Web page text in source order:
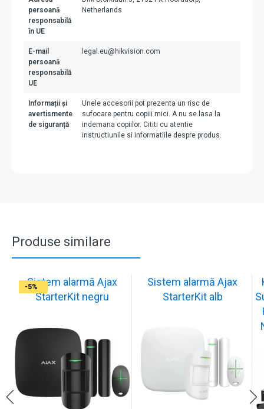
persoană
responsabilă
în UE
Netherlands
E-mail
persoană
responsabilă
UE
legal.eu@hikvision.com
Informații și
avertismente
de siguranță
Unele accesorii pot prezenta un risc de
sufocare pentru copiii mici. A nu se lasa la
indemana copiilor. Cititi cu atentie
instructiunile si informatiile despre produs.
Produse similare
-9%
Sistem alarmă Ajax
StarterKit negru
-20%
Sistem alarmă Ajax
StarterKit alb
-1%
-1%
-1%
-4%
-2%
-8%
-1%
-5%